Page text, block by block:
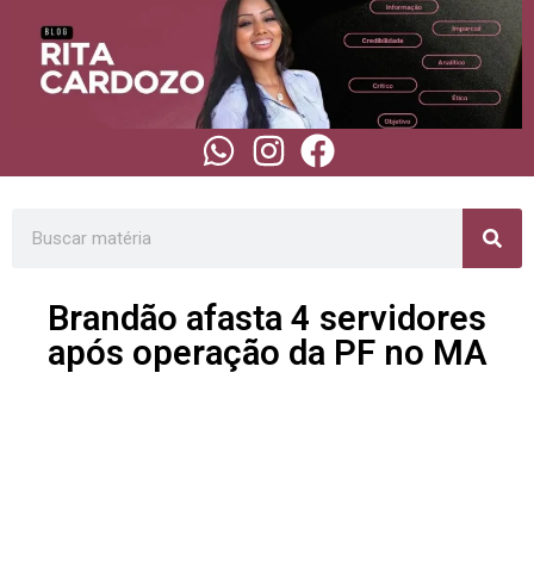
Brandão afasta 4 servidores
após operação da PF no MA